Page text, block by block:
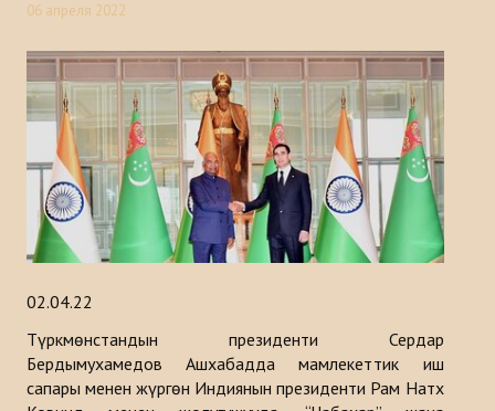
Китептер
Түрк дүйнөсүн стратегиялык изилдөө борборунун анализи
ДОЛБООРЛОР
БАЙЛАНЫШ
06 апреля 2022
02.04.22
Түркмөнстандын президенти Сердар
Бердымухамедов Ашхабадда мамлекеттик иш
сапары менен жүргөн Индиянын президенти Рам Натх